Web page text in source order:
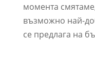
момента
възможно най-
се предлага на